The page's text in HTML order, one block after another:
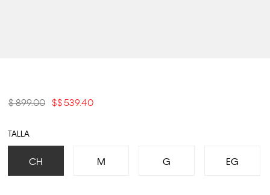
$ 899.00 $ 539.40
TALLA
CH M G EG